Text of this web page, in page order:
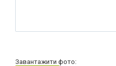
Завантажити фото: